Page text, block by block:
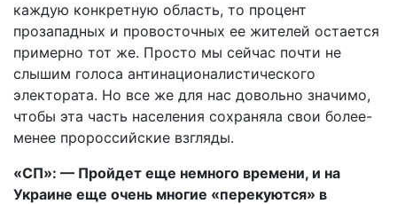
каждую конкретную область, то процент
прозападных и провосточных ее жителей остается
примерно тот же. Просто мы сейчас почти не
слышим голоса антинационалистического
электората. Но все же для нас довольно значимо,
чтобы эта часть населения сохраняла свои более-
менее пророссийские взгляды.
«СП»: — Пройдет еще немного времени, и на
Украине еще очень многие «перекуются» в